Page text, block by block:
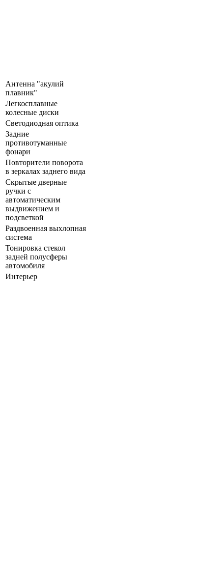
Антенна "акулий
плавник"
Легкосплавные
колесные диски
Светодиодная оптика
Задние
противотуманные
фонари
Повторители поворота
в зеркалах заднего вида
Скрытые дверные
ручки с
автоматическим
выдвижением и
подсветкой
Раздвоенная выхлопная
система
Тонировка стекол
задней полусферы
автомобиля
Интерьер